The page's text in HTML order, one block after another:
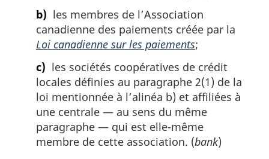
b) les membres de l’Association
canadienne des paiements créée par la
Loi canadienne sur les paiements;
c) les sociétés coopératives de crédit
locales définies au paragraphe 2(1) de la
loi mentionnée à l’alinéa b) et affiliées à
une centrale — au sens du même
paragraphe — qui est elle-même
membre de cette association. (bank)